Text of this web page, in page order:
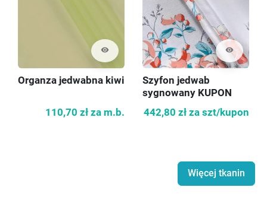
visibility
Organza jedwabna kiwi
110,70 zł za m.b.
visibility
Szyfon jedwab
sygnowany KUPON
442,80 zł za szt/kupon
Więcej tkanin